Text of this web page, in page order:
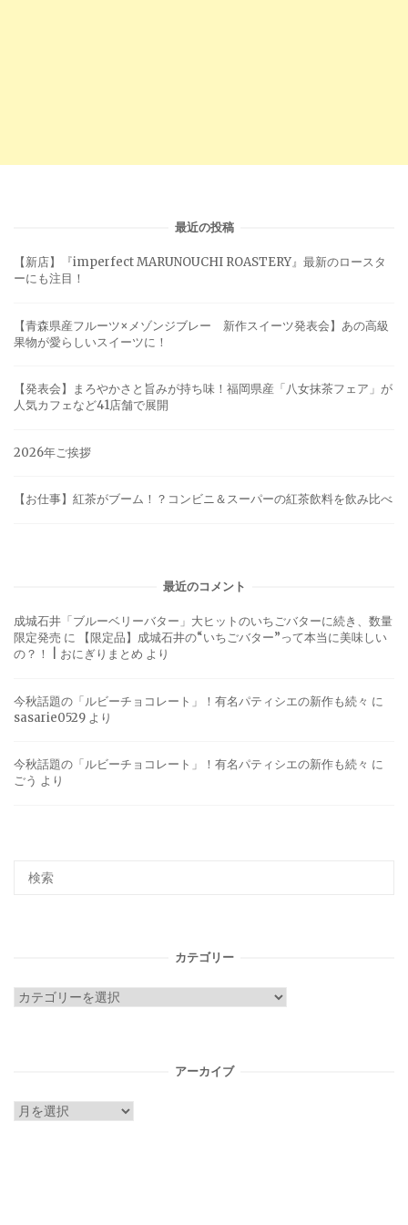
最近の投稿
【新店】『imperfect MARUNOUCHI ROASTERY』最新のロースタ
ーにも注目！
【青森県産フルーツ×メゾンジブレー 新作スイーツ発表会】あの高級
果物が愛らしいスイーツに！
【発表会】まろやかさと旨みが持ち味！福岡県産「八女抹茶フェア」が
人気カフェなど41店舗で展開
2026年ご挨拶
【お仕事】紅茶がブーム！？コンビニ＆スーパーの紅茶飲料を飲み比べ
最近のコメント
成城石井「ブルーベリーバター」大ヒットのいちごバターに続き、数量
限定発売 に
【限定品】成城石井の“いちごバター”って本当に美味しい
の？！ | おにぎりまとめ より
今秋話題の「ルビーチョコレート」！有名パティシエの新作も続々 に
sasarie0529 より
今秋話題の「ルビーチョコレート」！有名パティシエの新作も続々 に
ごう より
カテゴリー
カ
アーカイブ
ア